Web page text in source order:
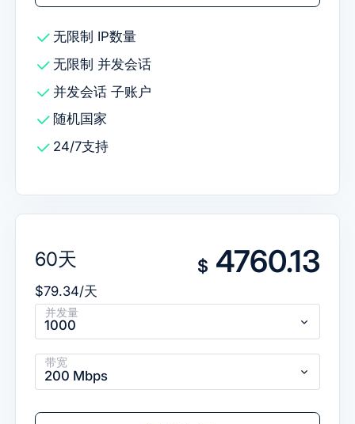
无限制 IP数量
无限制 并发会话
并发会话 子账户
随机国家
24/7支持
60天
$79.34/天
$ 4760.13
并发量
1000
带宽
200 Mbps